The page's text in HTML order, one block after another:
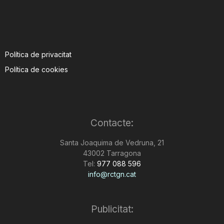
Política de privacitat
Política de cookies
Contacte:
Santa Joaquima de Vedruna, 21
43002 Tarragona
Tel: 977 088 596
info@rctgn.cat
Publicitat: